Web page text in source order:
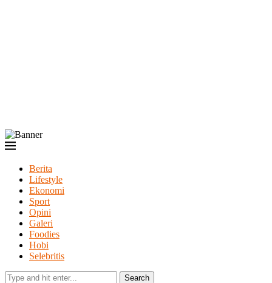
Berita
Lifestyle
Ekonomi
Sport
Opini
Galeri
Foodies
Hobi
Selebritis
Search